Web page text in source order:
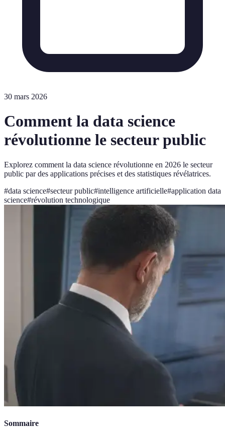
30 mars 2026
Comment la data science
révolutionne le secteur public
Explorez comment la data science révolutionne en 2026 le secteur
public par des applications précises et des statistiques révélatrices.
#data science#secteur public#intelligence artificielle#application data
science#révolution technologique
Sommaire